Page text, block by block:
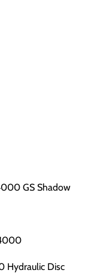
GS Shadow
Hydraulic Disc